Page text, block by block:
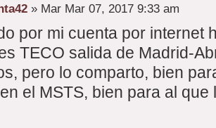
» Mar Mar 07, 2017 9:33 am
por mi cuenta por internet
TECO salida de Madrid-
pero lo comparto, bien
el MSTS, bien para al